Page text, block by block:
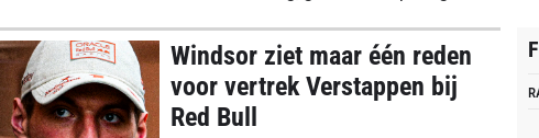
Windsor ziet maar één reden
voor vertrek Verstappen bij
Red Bull